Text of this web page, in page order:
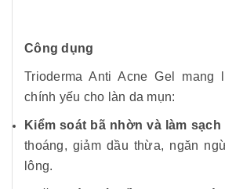
Công dụng
Trioderma Anti Acne Gel
chính yếu cho làn da mụn:
Kiểm soát bã nhờn và làm sạch
thoáng, giảm dầu thừa, ngăn
lông.